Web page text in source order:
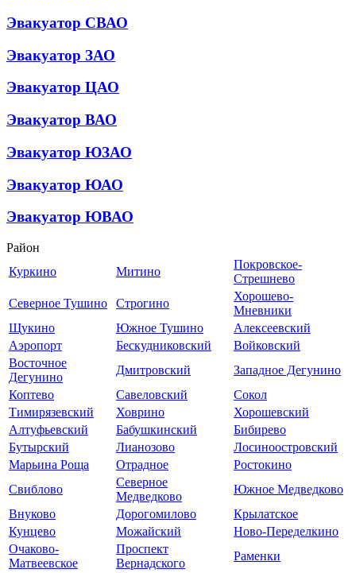
Эвакуатор СВАО
Эвакуатор ЗАО
Эвакуатор ЦАО
Эвакуатор ВАО
Эвакуатор ЮЗАО
Эвакуатор ЮАО
Эвакуатор ЮВАО
Район
Куркино
Митино
Покровское-
Стрешнево
Северное Тушино
Строгино
Хорошево-
Мневники
Щукино
Южное Тушино
Алексеевский
Аэропорт
Бескудниковский
Войковский
Восточное
Дегунино
Дмитровский
Западное Дегунино
Коптево
Савеловский
Сокол
Тимирязевский
Ховрино
Хорошевский
Алтуфьевский
Бабушкинский
Бибирево
Бутырский
Лианозово
Лосиноостровский
Марьина Роща
Отрадное
Ростокино
Свиблово
Северное
Медведково
Южное Медведково
Внуково
Дорогомилово
Крылатское
Кунцево
Можайский
Ново-Переделкино
Очаково-
Матвеевское
Проспект
Вернадского
Раменки